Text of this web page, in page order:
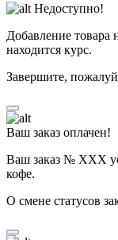
Недоступно!
Добавление товара
находится курс.
Завершите,
Ваш заказ оплачен!
Ваш заказ № ХХХ
кофе.
О смене статусов